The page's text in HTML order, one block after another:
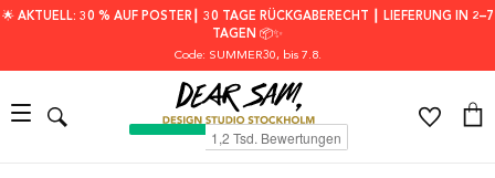
🌟 AKTUELL: 30 % AUF POSTER┃ 30 TAGE RÜCKGABERECHT ┃ LIEFERUNG IN 2–7
TAGEN 📦✨
Code: SUMMER30, bis 7.8.